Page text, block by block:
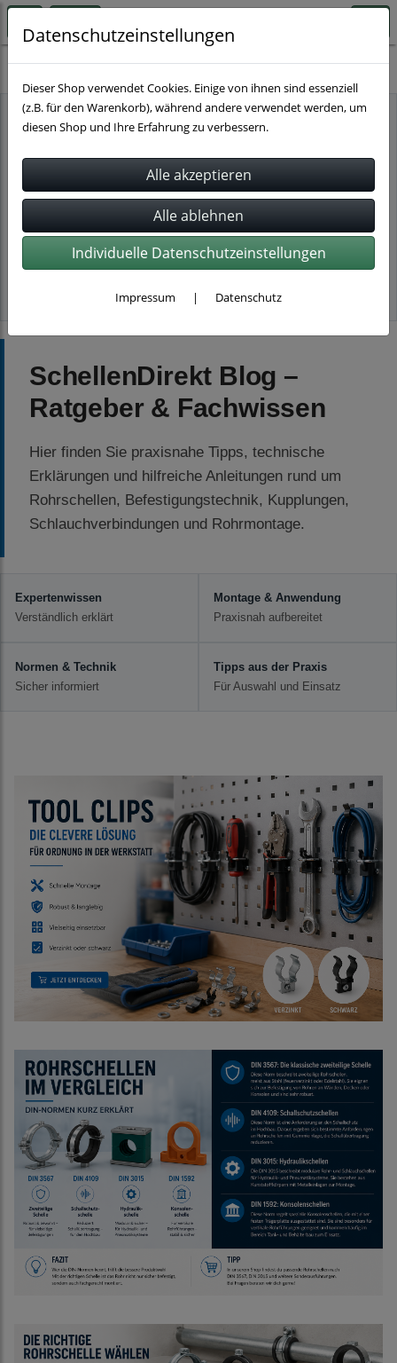
SchellenDirekt Blog –
Ratgeber & Fachwissen
Hier finden Sie praxisnahe Tipps, technische
Erklärungen und hilfreiche Anleitungen rund um
Rohrschellen, Befestigungstechnik, Kupplungen,
Schlauchverbindungen und Rohrmontage.
Expertenwissen
Verständlich erklärt
Montage & Anwendung
Praxisnah aufbereitet
Normen & Technik
Sicher informiert
Tipps aus der Praxis
Für Auswahl und Einsatz
Datenschutzeinstellungen
Dieser Shop verwendet Cookies. Einige von ihnen sind essenziell
(z.B. für den Warenkorb), während andere verwendet werden, um
diesen Shop und Ihre Erfahrung zu verbessern.
Individuelle Datenschutzeinstellungen
Impressum | Datenschutz